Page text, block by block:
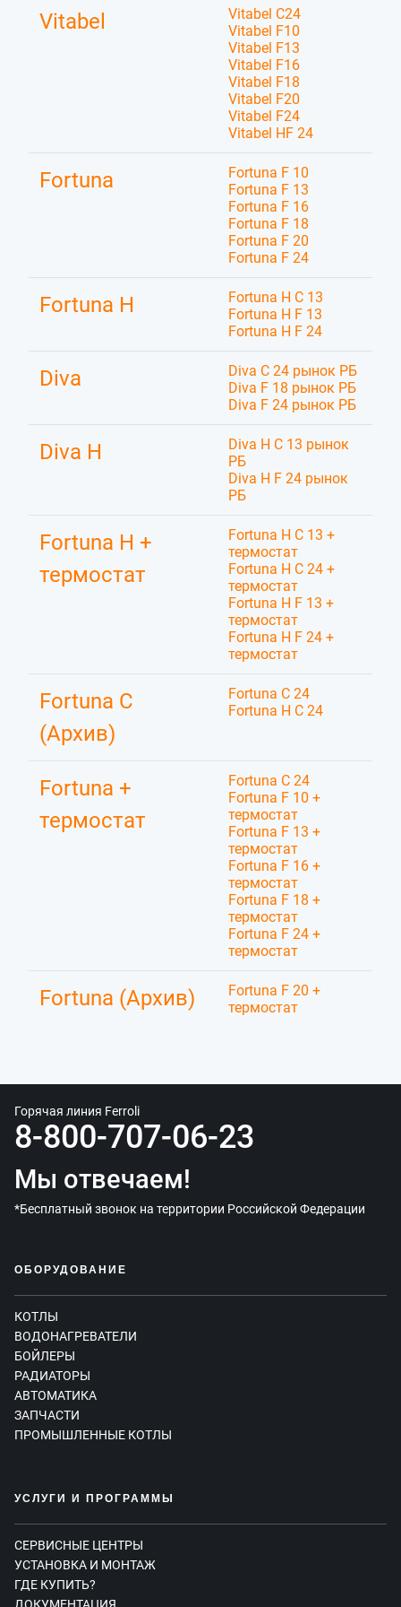
Vitabel
Vitabel C24
Vitabel F10
Vitabel F13
Vitabel F16
Vitabel F18
Vitabel F20
Vitabel F24
Vitabel HF 24
Fortuna
Fortuna F 10
Fortuna F 13
Fortuna F 16
Fortuna F 18
Fortuna F 20
Fortuna F 24
Fortuna H
Fortuna H C 13
Fortuna H F 13
Fortuna H F 24
Diva
Diva C 24 рынок РБ
Diva F 18 рынок РБ
Diva F 24 рынок РБ
Diva H
Diva H C 13 рынок
РБ
Diva H F 24 рынок
РБ
Fortuna H +
термостат
Fortuna H C 13 +
термостат
Fortuna H C 24 +
термостат
Fortuna H F 13 +
термостат
Fortuna H F 24 +
термостат
Fortuna C
(Архив)
Fortuna C 24
Fortuna H C 24
Fortuna +
термостат
Fortuna C 24
Fortuna F 10 +
термостат
Fortuna F 13 +
термостат
Fortuna F 16 +
термостат
Fortuna F 18 +
термостат
Fortuna F 24 +
термостат
Fortuna (Архив)
Fortuna F 20 +
термостат
Горячая линия Ferroli
8-800-707-06-23
Мы отвечаем!
*Бесплатный звонок на территории Российской Федерации
ОБОРУДОВАНИЕ
КОТЛЫ
ВОДОНАГРЕВАТЕЛИ
БОЙЛЕРЫ
РАДИАТОРЫ
АВТОМАТИКА
ЗАПЧАСТИ
ПРОМЫШЛЕННЫЕ КОТЛЫ
УСЛУГИ И ПРОГРАММЫ
СЕРВИСНЫЕ ЦЕНТРЫ
УСТАНОВКА И МОНТАЖ
ГДЕ КУПИТЬ?